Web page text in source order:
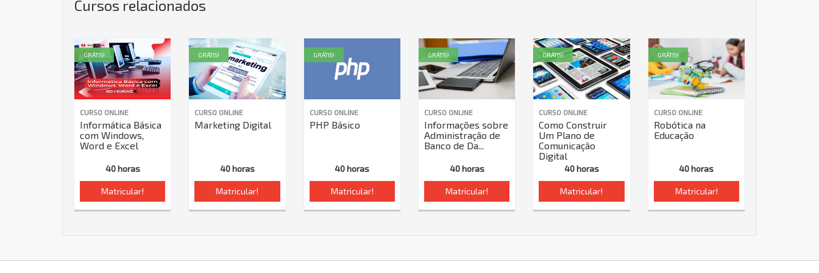
Cursos relacionados
CURSO ONLINE
Informática Básica
com Windows,
Word e Excel
40 horas
Matricular!
GRÁTIS!
CURSO ONLINE
Marketing Digital
40 horas
Matricular!
GRÁTIS!
CURSO ONLINE
PHP Básico
40 horas
Matricular!
GRÁTIS!
CURSO ONLINE
Informações sobre
Administração de
Banco de Da...
40 horas
Matricular!
GRÁTIS!
CURSO ONLINE
Como Construir
Um Plano de
Comunicação
Digital
40 horas
Matricular!
GRÁTIS!
CURSO ONLINE
Robótica na
Educação
40 horas
Matricular!
GRÁTIS!